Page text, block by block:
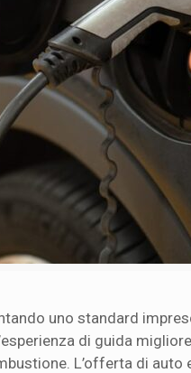
uno standard
di guida
L’offerta di auto